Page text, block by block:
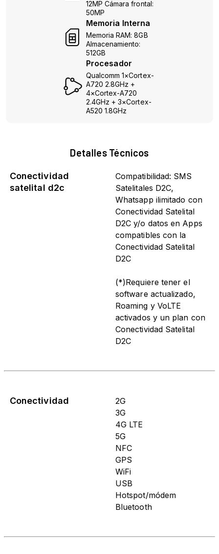
12MP Cámara frontal:
50MP
Memoria Interna
Memoria RAM: 8GB
Almacenamiento:
512GB
Procesador
Qualcomm 1×Cortex-
A720 2.8GHz +
4×Cortex-A720
2.4GHz + 3×Cortex-
A520 1.8GHz
Detalles Técnicos
Conectividad
satelital d2c
Compatibilidad: SMS
Satelitales D2C,
Whatsapp ilimitado con
Conectividad Satelital
D2C y/o datos en Apps
compatibles con la
Conectividad Satelital
D2C
(*)Requiere tener el
software actualizado,
Roaming y VoLTE
activados y un plan con
Conectividad Satelital
D2C
Conectividad
2G
3G
4G LTE
5G
NFC
GPS
WiFi
USB
Hotspot/módem
Bluetooth